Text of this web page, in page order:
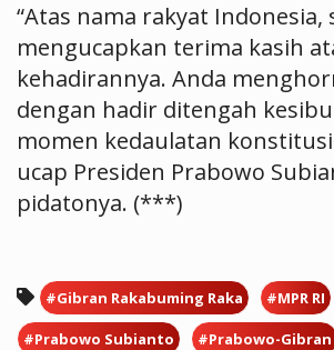
“Atas nama rakyat Indonesia,
mengucapkan terima kasih
kehadirannya. Anda
dengan hadir ditengah
momen kedaulatan
ucap Presiden Prabowo
pidatonya. (***)
#Gibran Rakabuming Raka #MPR RI
#Prabowo Subianto #Prabowo-Gibran